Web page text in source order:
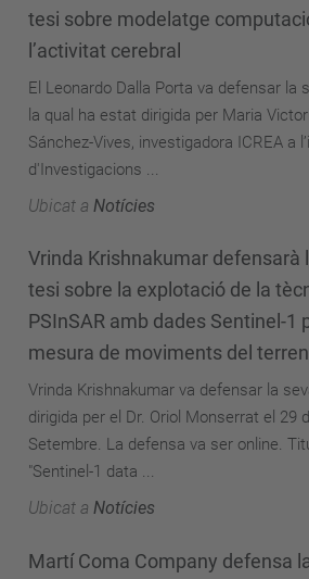
tesi sobre modelatge
l’activitat cerebral
El Leonardo Dalla Porta va defensar la
la qual ha estat dirigida per Maria
Sánchez-Vives, investigadora ICREA a
d'Investigacions ...
Ubicat a Notícies
Vrinda Krishnakumar defensarà
tesi sobre la explotació de la
PSInSAR amb dades Sentinel-1
mesura de moviments del
Vrinda Krishnakumar va defensar la
dirigida per el Dr. Oriol Monserrat el 29
Setembre. La defensa va ser online.
"Sentinel-1 data ...
Ubicat a Notícies
Martí Coma Company defensa